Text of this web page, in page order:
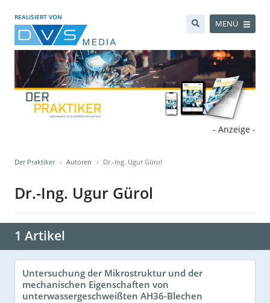
REALISIERT VON
MENÜ
- Anzeige -
Der Praktiker Autoren Dr.-Ing. Ugur Gürol
Dr.-Ing. Ugur Gürol
1 Artikel
Untersuchung der Mikrostruktur und der
mechanischen Eigenschaften von
unterwassergeschweißten AH36-Blechen